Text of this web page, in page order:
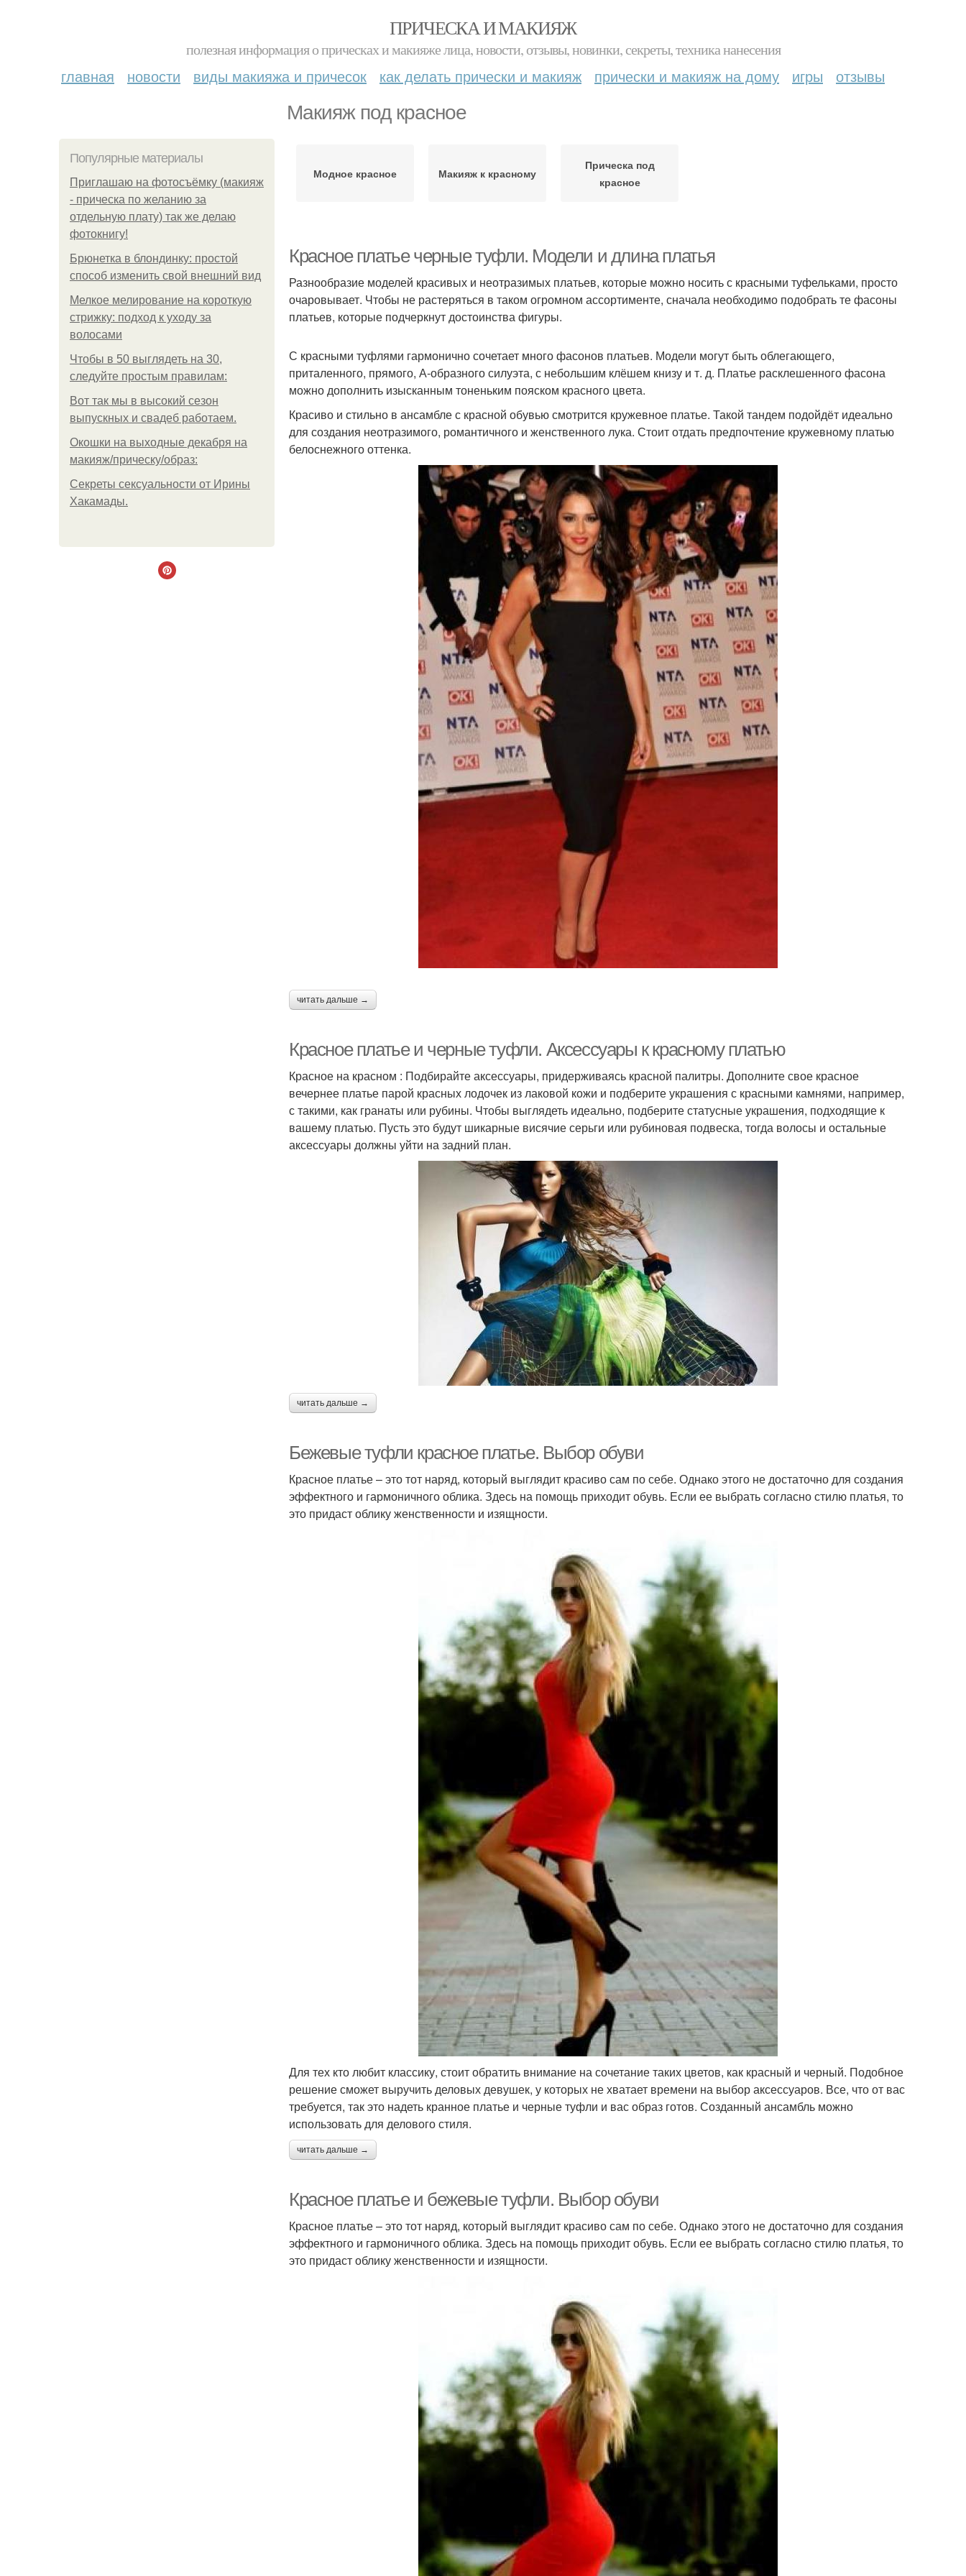
ПРИЧЕСКА И МАКИЯЖ
полезная информация о прическах и макияже лица, новости, отзывы, новинки, секреты, техника нанесения
главная новости виды макияжа и причесок как делать прически и макияж прически и макияж на дому игры отзывы
Макияж под красное
Популярные материалы
Приглашаю на фотосъёмку (макияж
- прическа по желанию за
отдельную плату) так же делаю
фотокнигу!
Брюнетка в блондинку: простой
способ изменить свой внешний вид
Мелкое мелирование на короткую
стрижку: подход к уходу за
волосами
Чтобы в 50 выглядеть на 30,
следуйте простым правилам:
Вот так мы в высокий сезон
выпускных и свадеб работаем.
Окошки на выходные декабря на
макияж/прическу/образ:
Секреты сексуальности от Ирины
Хакамады.
Модное красное Макияж к красному
Прическа под
красное
Красное платье черные туфли. Модели и длина платья
Разнообразие моделей красивых и неотразимых платьев, которые можно носить с красными туфельками, просто
очаровывает. Чтобы не растеряться в таком огромном ассортименте, сначала необходимо подобрать те фасоны
платьев, которые подчеркнут достоинства фигуры.
С красными туфлями гармонично сочетает много фасонов платьев. Модели могут быть облегающего,
приталенного, прямого, А-образного силуэта, с небольшим клёшем книзу и т. д. Платье расклешенного фасона
можно дополнить изысканным тоненьким пояском красного цвета.
Красиво и стильно в ансамбле с красной обувью смотрится кружевное платье. Такой тандем подойдёт идеально
для создания неотразимого, романтичного и женственного лука. Стоит отдать предпочтение кружевному платью
белоснежного оттенка.
читать дальше →
Красное платье и черные туфли. Аксессуары к красному платью
Красное на красном : Подбирайте аксессуары, придерживаясь красной палитры. Дополните свое красное
вечернее платье парой красных лодочек из лаковой кожи и подберите украшения с красными камнями, например,
с такими, как гранаты или рубины. Чтобы выглядеть идеально, подберите статусные украшения, подходящие к
вашему платью. Пусть это будут шикарные висячие серьги или рубиновая подвеска, тогда волосы и остальные
аксессуары должны уйти на задний план.
читать дальше →
Бежевые туфли красное платье. Выбор обуви
Красное платье – это тот наряд, который выглядит красиво сам по себе. Однако этого не достаточно для создания
эффектного и гармоничного облика. Здесь на помощь приходит обувь. Если ее выбрать согласно стилю платья, то
это придаст облику женственности и изящности.
Для тех кто любит классику, стоит обратить внимание на сочетание таких цветов, как красный и черный. Подобное
решение сможет выручить деловых девушек, у которых не хватает времени на выбор аксессуаров. Все, что от вас
требуется, так это надеть кранное платье и черные туфли и вас образ готов. Созданный ансамбль можно
использовать для делового стиля.
читать дальше →
Красное платье и бежевые туфли. Выбор обуви
Красное платье – это тот наряд, который выглядит красиво сам по себе. Однако этого не достаточно для создания
эффектного и гармоничного облика. Здесь на помощь приходит обувь. Если ее выбрать согласно стилю платья, то
это придаст облику женственности и изящности.